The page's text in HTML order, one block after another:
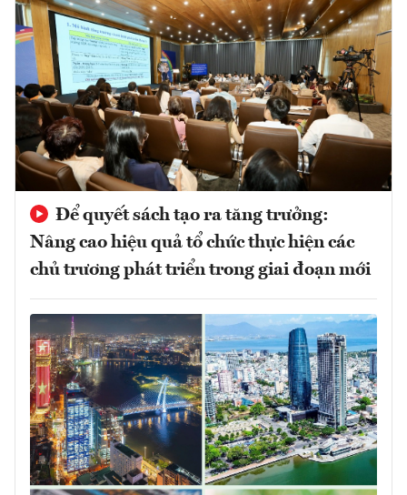
Để quyết sách tạo ra tăng trưởng:
Nâng cao hiệu quả tổ chức thực hiện các
chủ trương phát triển trong giai đoạn mới